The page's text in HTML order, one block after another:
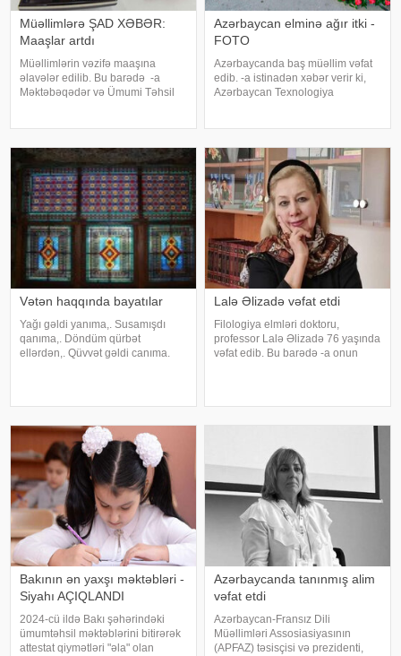
Müəllimlərə ŞAD XƏBƏR:
Maaşlar artdı
Müəllimlərin vəzifə maaşına
əlavələr edilib. Bu barədə -a
Məktəbəqədər və Ümumi Təhsil
təhsilverənlərin
sertifikatlaşdırılmas
Azərbaycan elminə ağır itki -
FOTO
Azərbaycanda baş müəllim vəfat
edib. -a istinadən xəbər verir ki,
Azərbaycan Texnologiya
Vəliyev dünyasını dəyişib. Qeyd
edək ki
Vətən haqqında bayatılar
Yağı gəldi yanıma,. Susamışdı
qanıma,. Döndüm qürbət
ellərdən,. Qüvvət gəldi canıma.
Gözə
Lalə Əlizadə vəfat etdi
Filologiya elmləri doktoru,
professor Lalə Əlizadə 76 yaşında
vəfat edib. Bu barədə -a onun
Bakının ən yaxşı məktəbləri -
Siyahı AÇIQLANDI
2024-cü ildə Bakı şəhərindəki
ümumtəhsil məktəblərini bitirərək
attestat qiymətləri "əla" olan
Azərbaycanda tanınmış alim
vəfat etdi
Azərbaycan-Fransız Dili
Müəllimləri Assosiasiyasının
(APFAZ) təsisçisi və prezidenti,